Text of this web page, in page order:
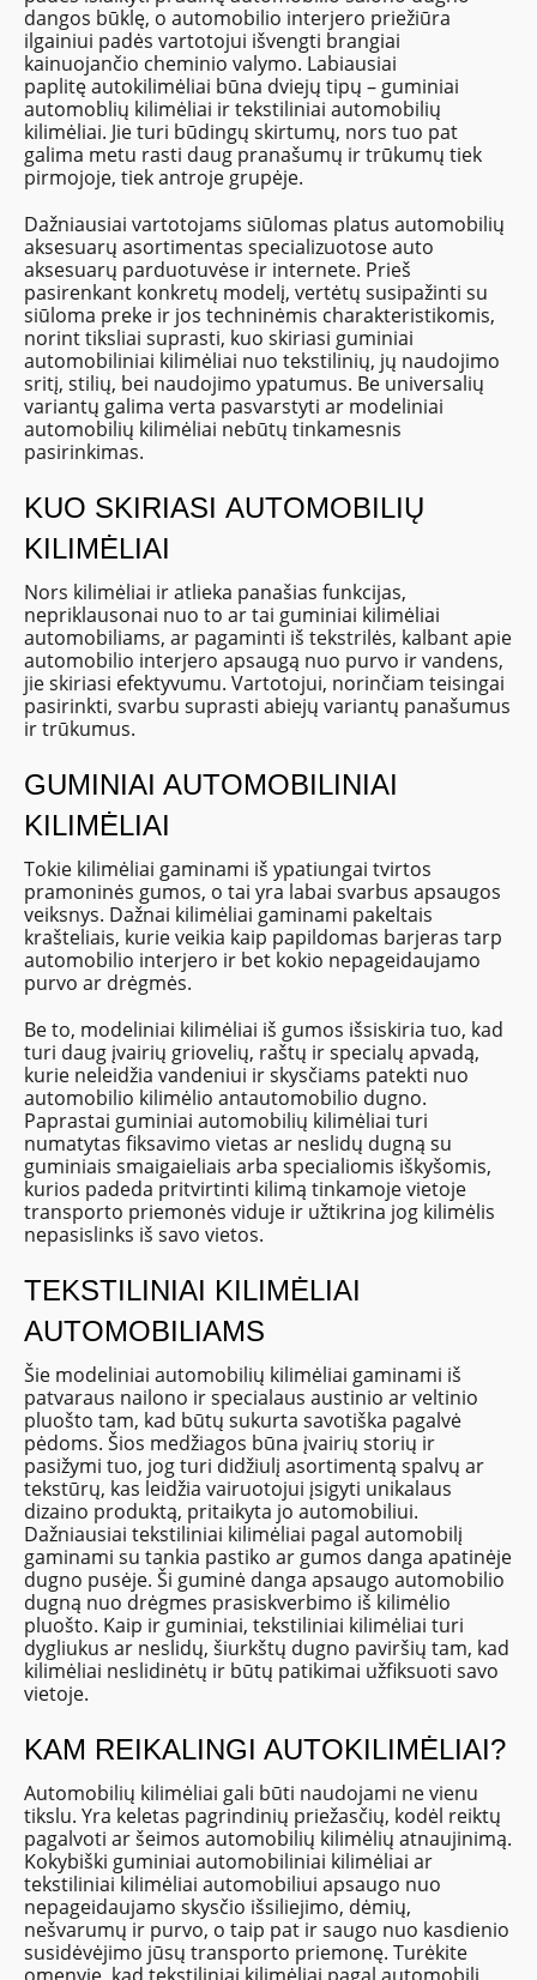
dangos būklę, o automobilio interjero priežiūra
ilgainiui padės vartotojui išvengti brangiai
kainuojančio cheminio valymo. Labiausiai
paplitę autokilimėliai būna dviejų tipų – guminiai
automoblių kilimėliai ir tekstiliniai automobilių
kilimėliai. Jie turi būdingų skirtumų, nors tuo pat
galima metu rasti daug pranašumų ir trūkumų tiek
pirmojoje, tiek antroje grupėje.
Dažniausiai vartotojams siūlomas platus automobilių
aksesuarų asortimentas specializuotose auto
aksesuarų parduotuvėse ir internete. Prieš
pasirenkant konkretų modelį, vertėtų susipažinti su
siūloma preke ir jos techninėmis charakteristikomis,
norint tiksliai suprasti, kuo skiriasi guminiai
automobiliniai kilimėliai nuo tekstilinių, jų naudojimo
sritį, stilių, bei naudojimo ypatumus. Be universalių
variantų galima verta pasvarstyti ar modeliniai
automobilių kilimėliai nebūtų tinkamesnis
pasirinkimas.
KUO SKIRIASI AUTOMOBILIŲ
KILIMĖLIAI
Nors kilimėliai ir atlieka panašias funkcijas,
nepriklausonai nuo to ar tai guminiai kilimėliai
automobiliams, ar pagaminti iš tekstrilės, kalbant apie
automobilio interjero apsaugą nuo purvo ir vandens,
jie skiriasi efektyvumu. Vartotojui, norinčiam teisingai
pasirinkti, svarbu suprasti abiejų variantų panašumus
ir trūkumus.
GUMINIAI AUTOMOBILINIAI
KILIMĖLIAI
Tokie kilimėliai gaminami iš ypatiungai tvirtos
pramoninės gumos, o tai yra labai svarbus apsaugos
veiksnys. Dažnai kilimėliai gaminami pakeltais
krašteliais, kurie veikia kaip papildomas barjeras tarp
automobilio interjero ir bet kokio nepageidaujamo
purvo ar drėgmės.
Be to, modeliniai kilimėliai iš gumos išsiskiria tuo, kad
turi daug įvairių griovelių, raštų ir specialų apvadą,
kurie neleidžia vandeniui ir skysčiams patekti nuo
automobilio kilimėlio antautomobilio dugno.
Paprastai guminiai automobilių kilimėliai turi
numatytas fiksavimo vietas ar neslidų dugną su
guminiais smaigaieliais arba specialiomis iškyšomis,
kurios padeda pritvirtinti kilimą tinkamoje vietoje
transporto priemonės viduje ir užtikrina jog kilimėlis
nepasislinks iš savo vietos.
TEKSTILINIAI KILIMĖLIAI
AUTOMOBILIAMS
Šie modeliniai automobilių kilimėliai gaminami iš
patvaraus nailono ir specialaus austinio ar veltinio
pluošto tam, kad būtų sukurta savotiška pagalvė
pėdoms. Šios medžiagos būna įvairių storių ir
pasižymi tuo, jog turi didžiulį asortimentą spalvų ar
tekstūrų, kas leidžia vairuotojui įsigyti unikalaus
dizaino produktą, pritaikyta jo automobiliui.
Dažniausiai tekstiliniai kilimėliai pagal automobilį
gaminami su tankia pastiko ar gumos danga apatinėje
dugno pusėje. Ši guminė danga apsaugo automobilio
dugną nuo drėgmes prasiskverbimo iš kilimėlio
pluošto. Kaip ir guminiai, tekstiliniai kilimėliai turi
dygliukus ar neslidų, šiurkštų dugno paviršių tam, kad
kilimėliai neslidinėtų ir būtų patikimai užfiksuoti savo
vietoje.
KAM REIKALINGI AUTOKILIMĖLIAI?
Automobilių kilimėliai gali būti naudojami ne vienu
tikslu. Yra keletas pagrindinių priežasčių, kodėl reiktų
pagalvoti ar šeimos automobilių kilimėlių atnaujinimą.
Kokybiški guminiai automobiliniai kilimėliai ar
tekstiliniai kilimėliai automobiliui apsaugo nuo
nepageidaujamo skysčio išsiliejimo, dėmių,
nešvarumų ir purvo, o taip pat ir saugo nuo kasdienio
susidėvėjimo jūsų transporto priemonę. Turėkite